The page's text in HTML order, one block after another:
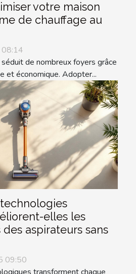
votre maison
de chauffage au
de nombreux foyers grâce
et économique. Adopter...
elles les
aspirateurs sans
09:50